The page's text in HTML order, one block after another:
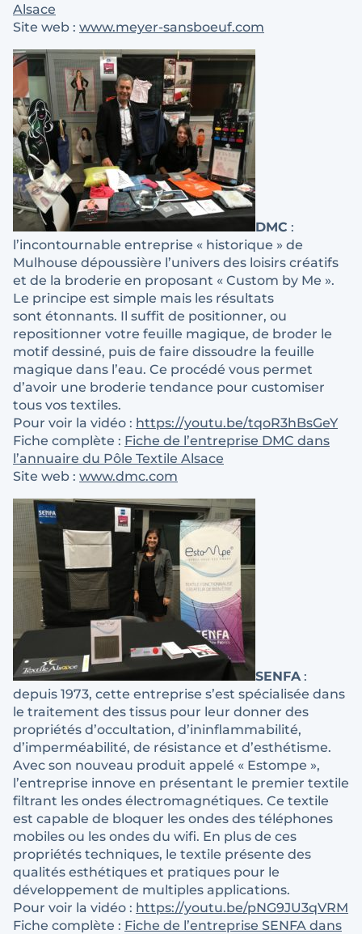
Alsace
Site web : www.meyer-sansboeuf.com
DMC :
l’incontournable entreprise « historique » de
Mulhouse dépoussière l’univers des loisirs créatifs
et de la broderie en proposant « Custom by Me ».
Le principe est simple mais les résultats
sont étonnants. Il suffit de positionner, ou
repositionner votre feuille magique, de broder le
motif dessiné, puis de faire dissoudre la feuille
magique dans l’eau. Ce procédé vous permet
d’avoir une broderie tendance pour customiser
tous vos textiles.
Pour voir la vidéo : https://youtu.be/tqoR3hBsGeY
Fiche complète : Fiche de l’entreprise DMC dans
l’annuaire du Pôle Textile Alsace
Site web : www.dmc.com
SENFA:
depuis 1973, cette entreprise s’est spécialisée dans
le traitement des tissus pour leur donner des
propriétés d’occultation, d’ininflammabilité,
d’imperméabilité, de résistance et d’esthétisme.
Avec son nouveau produit appelé « Estompe »,
l’entreprise innove en présentant le premier textile
filtrant les ondes électromagnétiques. Ce textile
est capable de bloquer les ondes des téléphones
mobiles ou les ondes du wifi. En plus de ces
propriétés techniques, le textile présente des
qualités esthétiques et pratiques pour le
développement de multiples applications.
Pour voir la vidéo : https://youtu.be/pNG9JU3qVRM
Fiche complète : Fiche de l’entreprise SENFA dans